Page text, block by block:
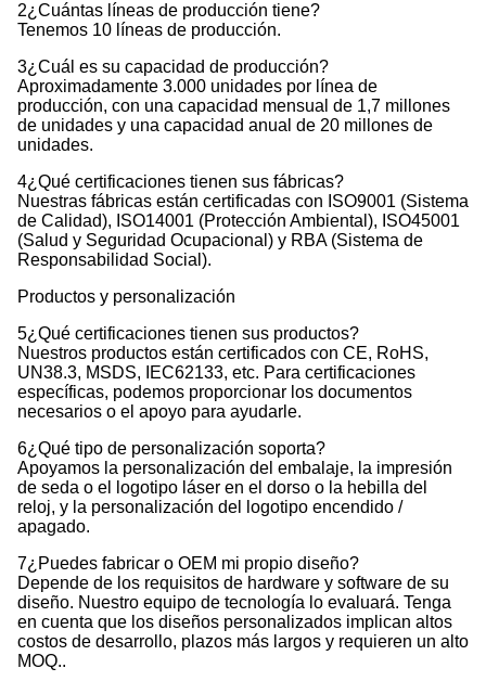
2¿Cuántas líneas de producción tiene?
Tenemos 10 líneas de producción.
3¿Cuál es su capacidad de producción?
Aproximadamente 3.000 unidades por línea de
producción, con una capacidad mensual de 1,7 millones
de unidades y una capacidad anual de 20 millones de
unidades.
4¿Qué certificaciones tienen sus fábricas?
Nuestras fábricas están certificadas con ISO9001 (Sistema
de Calidad), ISO14001 (Protección Ambiental), ISO45001
(Salud y Seguridad Ocupacional) y RBA (Sistema de
Responsabilidad Social).
Productos y personalización
5¿Qué certificaciones tienen sus productos?
Nuestros productos están certificados con CE, RoHS,
UN38.3, MSDS, IEC62133, etc. Para certificaciones
específicas, podemos proporcionar los documentos
necesarios o el apoyo para ayudarle.
6¿Qué tipo de personalización soporta?
Apoyamos la personalización del embalaje, la impresión
de seda o el logotipo láser en el dorso o la hebilla del
reloj, y la personalización del logotipo encendido /
apagado.
7¿Puedes fabricar o OEM mi propio diseño?
Depende de los requisitos de hardware y software de su
diseño. Nuestro equipo de tecnología lo evaluará. Tenga
en cuenta que los diseños personalizados implican altos
costos de desarrollo, plazos más largos y requieren un alto
MOQ..